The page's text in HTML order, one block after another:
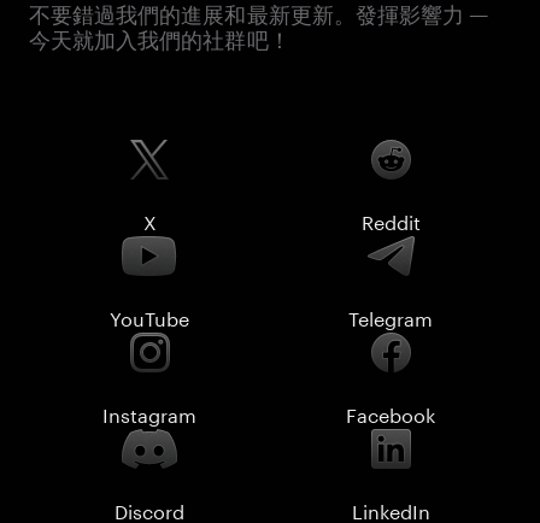
不要錯過我們的進展和最新更新。發揮影響力 —
今天就加入我們的社群吧！
X Reddit
YouTube Telegram
Instagram Facebook
Discord LinkedIn